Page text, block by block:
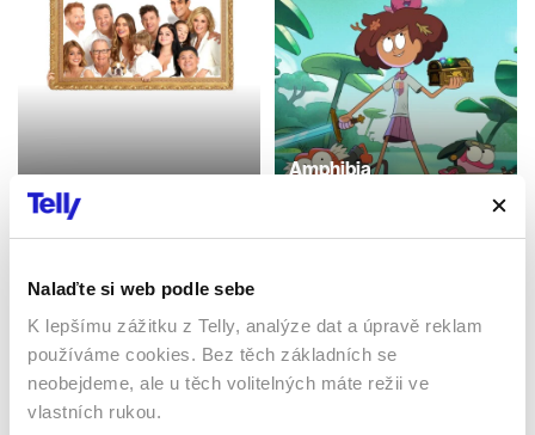
Nalaďte si web podle sebe
K lepšímu zážitku z Telly, analýze dat a úpravě reklam
používáme cookies. Bez těch základních se
neobejdeme, ale u těch volitelných máte režii ve
vlastních rukou.
2009 | USA | 21 min
Amphibia
Seriály / Rodinný / Animovaný
Sledujte kdekoliv až na 6 zařízeních
Sledovat internetovou televizi jde odkudkoliv